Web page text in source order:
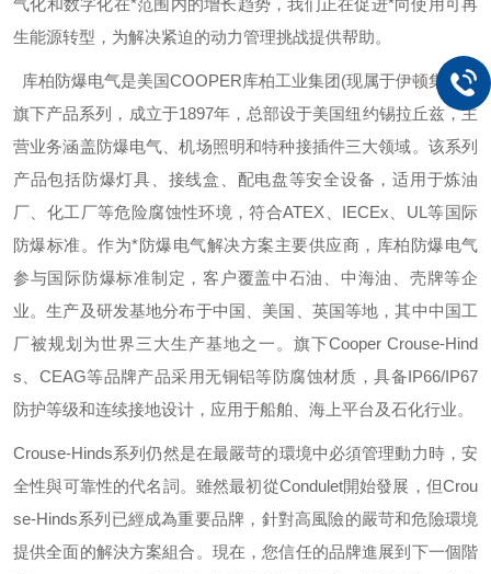
气化和数字化在*范围内的增长趋势，我们正在促进*向使用可再
生能源转型，为解决紧迫的动力管理挑战提供帮助。
库柏防爆电气是美国COOPER库柏工业集团(现属于伊顿集团）
旗下产品系列，成立于1897年，总部设于美国纽约锡拉丘兹，主
营业务涵盖防爆电气、机场照明和特种接插件三大领域。该系列
产品包括防爆灯具、接线盒、配电盘等安全设备，适用于炼油
厂、化工厂等危险腐蚀性环境，符合ATEX IECEx UL 等国际
防爆标准。作为*防爆电气解决方案主要供应商，库柏防爆电气
参与国际防爆标准制定，客户覆盖中石油、中海油、壳牌等企
业。生产及研发基地分布于中国、美国、英国等地，其中中国工
厂被规划为世界三大生产基地之一。旗下Cooper Crouse-Hind
s
CEAG等品牌产品采用无铜铝等防腐蚀材质，具备IP66/IP67
防护等级和连续接地设计，应用于船舶、海上平台及石化行业。
Crouse-Hinds系列仍然是在最嚴苛的環境中必須管理動力時，安
全性與可靠性的代名詞。雖然最初從Condulet開始發展，但Crou
se-Hinds系列已經成為重要品牌，針對高風險的嚴苛和危險環境
提供全面的解決方案組合。現在，您信任的品牌進展到下一個階